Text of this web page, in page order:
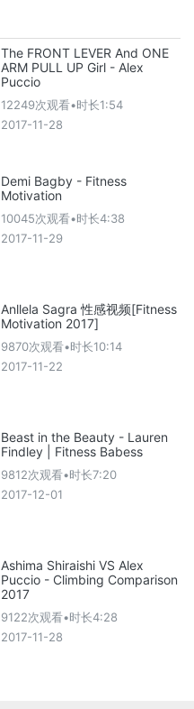
The FRONT LEVER And ONE
ARM PULL UP Girl - Alex
Puccio
12249次观看•时长1:54
2017-11-28
Demi Bagby - Fitness
Motivation
10045次观看•时长4:38
2017-11-29
Anllela Sagra 性感视频[Fitness
Motivation 2017]
9870次观看•时长10:14
2017-11-22
Beast in the Beauty - Lauren
Findley | Fitness Babess
9812次观看•时长7:20
2017-12-01
Ashima Shiraishi VS Alex
Puccio - Climbing Comparison
2017
9122次观看•时长4:28
2017-11-28